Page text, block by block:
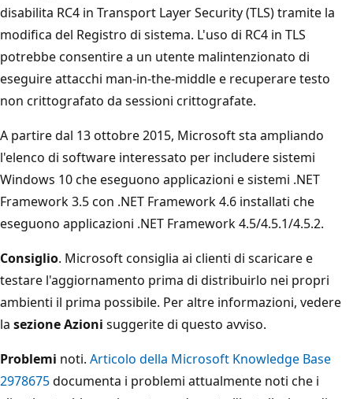
disabilita RC4 in Transport Layer Security (TLS) tramite la
modifica del Registro di sistema. L'uso di RC4 in TLS
potrebbe consentire a un utente malintenzionato di
eseguire attacchi man-in-the-middle e recuperare testo
non crittografato da sessioni crittografate.
A partire dal 13 ottobre 2015, Microsoft sta ampliando
l'elenco di software interessato per includere sistemi
Windows 10 che eseguono applicazioni e sistemi .NET
Framework 3.5 con .NET Framework 4.6 installati che
eseguono applicazioni .NET Framework 4.5/4.5.1/4.5.2.
Consiglio. Microsoft consiglia ai clienti di scaricare e
testare l'aggiornamento prima di distribuirlo nei propri
ambienti il prima possibile. Per altre informazioni, vedere
la sezione Azioni suggerite di questo avviso.
Problemi noti. Articolo della Microsoft Knowledge Base
2978675documenta i problemi attualmente noti che i